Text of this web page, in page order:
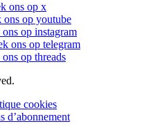
ons op x
ons op youtube
op instagram
ons op telegram
op threads
cookies
d’abonnement